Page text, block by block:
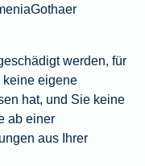
werden, für
keine eigene
hat, und Sie keine
ab einer
aus Ihrer